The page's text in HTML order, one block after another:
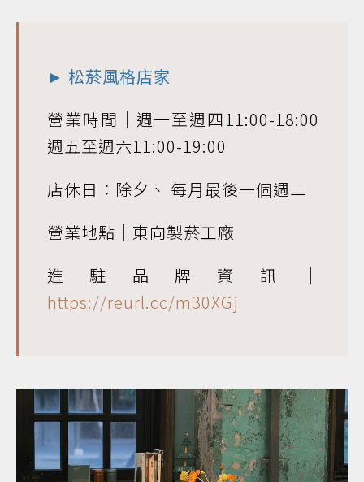
► 松菸風格店家
營業時間｜週一至週四11:00-18:00
週五至週六11:00-19:00
店休日：除夕、 每月最後一個週二
營業地點｜東向製菸工廠
進駐品牌資訊｜
https://reurl.cc/m30XGj